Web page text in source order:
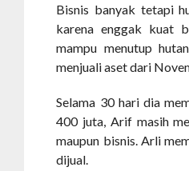
Bisnis banyak tetapi
karena enggak kuat
mampu menutup
menjuali aset dari
Selama 30 hari dia
400 juta, Arif masih
maupun bisnis. Arli
dijual.